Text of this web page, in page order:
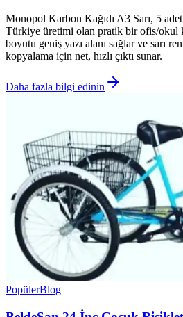
Monopol Karbon Kağıdı A3 Sarı, 5
Türkiye üretimi olan pratik bir ofis/okul
boyutu geniş yazı alanı sağlar ve sarı
kopyalama için net, hızlı çıktı sunar.
Daha fazla bilgi edinin
PopülerBlog